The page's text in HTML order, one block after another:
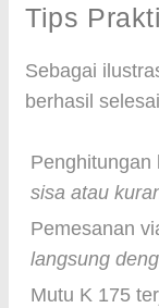
Tips
Sebagai
berhasil
sisa atau
Pemesanan
langsung
Mutu K 175